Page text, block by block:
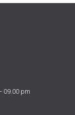
09.00 pm